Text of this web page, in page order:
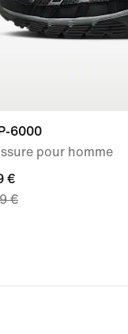
6000
pour homme
€
€
€